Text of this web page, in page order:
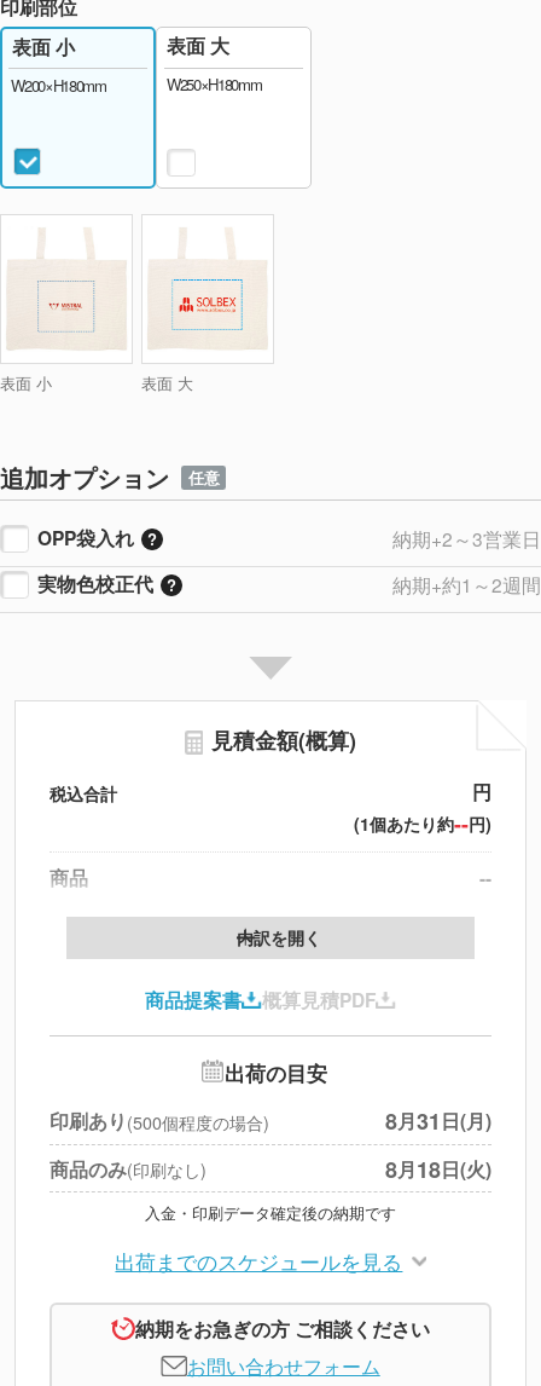
印刷部位
表面 小 表面 大
表面 小
W200×H180mm
表面 大
W250×H180mm
追加オプション 任意
OPP袋入れ
納期+2～3営業日
実物色校正代
納期+約1～2週間
見積金額(概算)
税込合計 円
(1個あたり約--円)
商品
--
製版代
印刷代
北海道・沖縄・離島 別途
※上記小計は税別です
内訳を開く
商品提案書 概算見積PDF
出荷の目安
印刷あり (500個程度の場合) 8月31 日(月)
商品のみ(印刷なし) 8月18日(火)
入金・印刷データ確定後の納期です
出荷までのスケジュールを見る
納期をお急ぎの方 ご相談ください
お問い合わせフォーム